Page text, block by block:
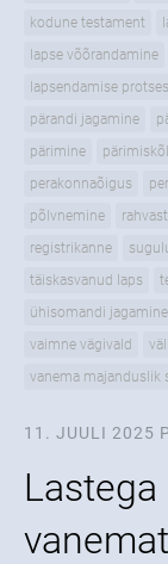
kodune testament
lapse võõrandamine
lapsendamise
pärandi jagamine
pärimine
perakonnaõigus
põlvnemine
registrikanne
täiskasvanud laps
ühisomandi jagamine
vaimne vägivald
vanema majanduslik
11. JUULI 2025